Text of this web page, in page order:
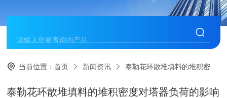
当前位置：首页 新闻资讯 泰勒花环散堆填料的堆积密度对塔器负荷的影响
泰勒花环散堆填料的堆积密度对塔器负荷的影响